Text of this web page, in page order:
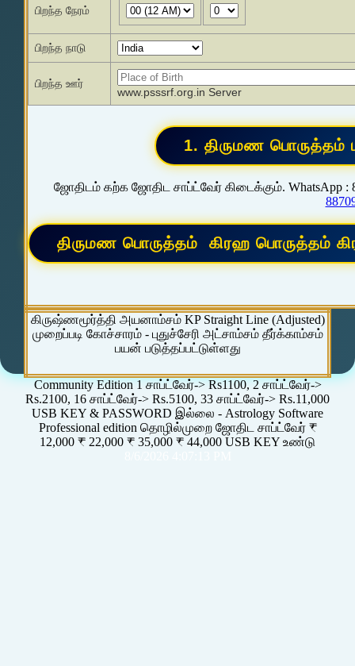
பிறந்த நேரம்
பிறந்த நாடு
பிறந்த ஊர்
www.psssrf.org.in Server
ஜோதிடம் கற்க ஜோதிட சாப்ட்வேர் கிடைக்கும். WhatsApp :
கிருஷ்ணமூர்த்தி அயனாம்சம் KP Straight Line (Adjusted)
முறைப்படி கோச்சாரம் - புதுச்சேரி அட்சாம்சம் தீர்க்காம்சம்
பயன் படுத்தப்பட்டுள்ளது
Community Edition 1 சாப்ட்வேர்-> Rs1100, 2 சாப்ட்வேர்->
Rs.2100, 16 சாப்ட்வேர்-> Rs.5100, 33 சாப்ட்வேர்-> Rs.11,000
USB KEY & PASSWORD இல்லை - Astrology Software
Professional edition தொழில்முறை ஜோதிட சாப்ட்வேர் ₹
12,000 ₹ 22,000 ₹ 35,000 ₹ 44,000 USB KEY உண்டு